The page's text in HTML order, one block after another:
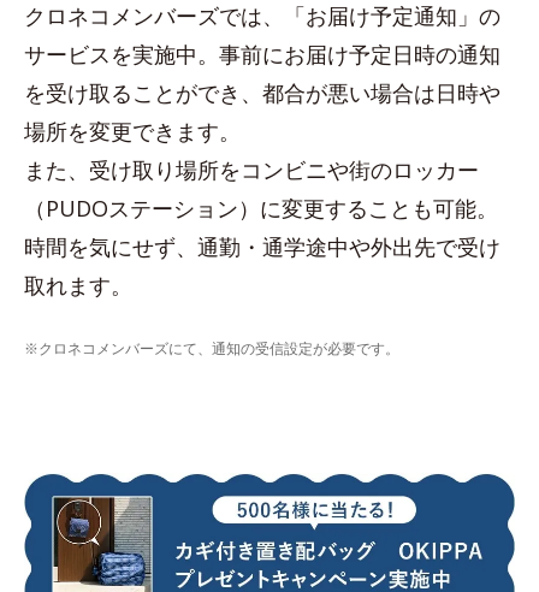
クロネコメンバーズでは、「お届け予定通知」の
サービスを実施中。事前にお届け予定日時の通知
を受け取ることができ、都合が悪い場合は日時や
場所を変更できます。
また、受け取り場所をコンビニや街のロッカー
（PUDOステーション）に変更することも可能。
時間を気にせず、通勤・通学途中や外出先で受け
取れます。
※クロネコメンバーズにて、通知の受信設定が必要です。